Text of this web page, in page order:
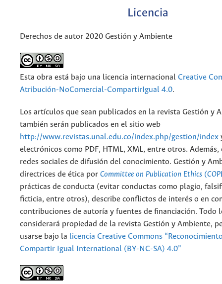
Licencia
Derechos de autor 2020 Gestión y Ambiente
Esta obra está bajo una licencia internacional Creative
Atribución-NoComercial-CompartirIgual 4.0.
Los artículos que sean publicados en la revista Gestión y
también serán publicados en el sitio web
http://www.revistas.unal.edu.co/index.php/gestion/index
electrónicos como PDF, HTML, XML, entre otros.
redes sociales de difusión del conocimiento. Gestión y
directrices de ética por Committee on Publication Ethics
prácticas de conducta (evitar conductas como plagio,
ficticia, entre otros), describe conflictos de interés o en
contribuciones de autoría y fuentes de financiación. Todo
considerará propiedad de la revista Gestión y Ambiente,
usarse bajo la licencia Creative Commons
Compartir Igual International (BY-NC-SA) 4.0”